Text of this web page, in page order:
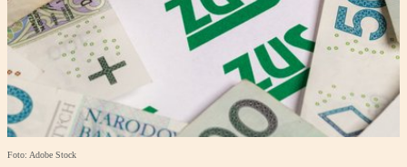
Foto: Adobe Stock